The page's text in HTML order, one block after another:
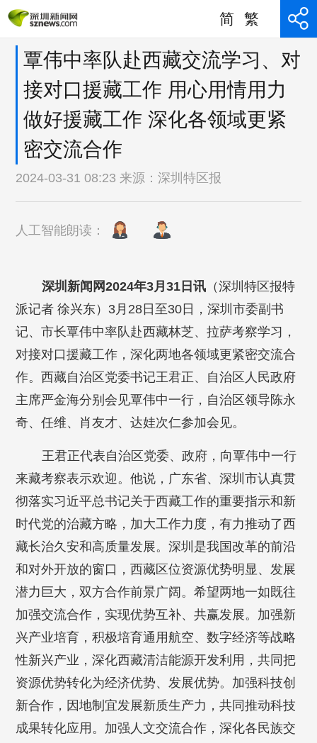
简 繁
覃伟中率队赴西藏交流学习、对
接对口援藏工作 用心用情用力
做好援藏工作 深化各领域更紧
密交流合作
2024-03-31 08:23 来源：深圳特区报
人工智能朗读：
深圳新闻网2024年3月31日讯（深圳特区报特
派记者 徐兴东）3月28日至30日，深圳市委副书
记、市长覃伟中率队赴西藏林芝、拉萨考察学习，
对接对口援藏工作，深化两地各领域更紧密交流合
作。西藏自治区党委书记王君正、自治区人民政府
主席严金海分别会见覃伟中一行，自治区领导陈永
奇、任维、肖友才、达娃次仁参加会见。
王君正代表自治区党委、政府，向覃伟中一行
来藏考察表示欢迎。他说，广东省、深圳市认真贯
彻落实习近平总书记关于西藏工作的重要指示和新
时代党的治藏方略，加大工作力度，有力推动了西
藏长治久安和高质量发展。深圳是我国改革的前沿
和对外开放的窗口，西藏区位资源优势明显、发展
潜力巨大，双方合作前景广阔。希望两地一如既往
加强交流合作，实现优势互补、共赢发展。加强新
兴产业培育，积极培育通用航空、数字经济等战略
性新兴产业，深化西藏清洁能源开发利用，共同把
资源优势转化为经济优势、发展优势。加强科技创
新合作，因地制宜发展新质生产力，共同推动科技
成果转化应用。加强人文交流合作，深化各民族交